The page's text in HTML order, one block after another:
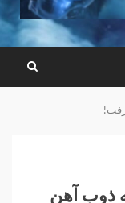
رفت!
ذوب آهن